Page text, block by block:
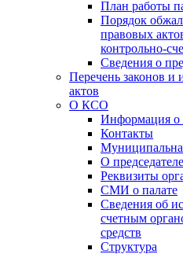
План работы
Порядок
правовых
контрольно-
Сведения о
Перечень законов
актов
О КСО
Информация о
Контакты
О
Реквизиты
СМИ о палате
Сведения об
счетным
средств
Структура